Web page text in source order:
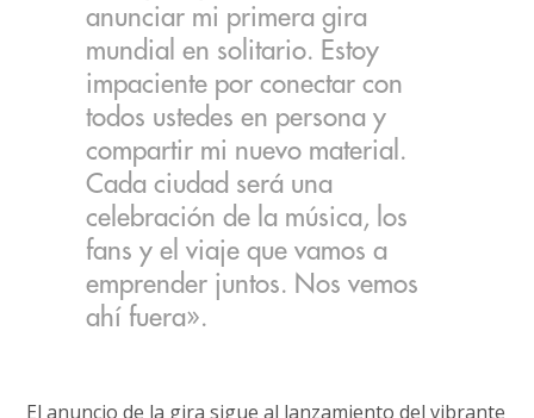
anunciar mi primera gira
mundial en solitario. Estoy
impaciente por conectar con
todos ustedes en persona y
compartir mi nuevo material.
Cada ciudad será una
celebración de la música, los
fans y el viaje que vamos a
emprender juntos. Nos vemos
ahí fuera».
El anuncio de la gira sigue al lanzamiento del vibrante